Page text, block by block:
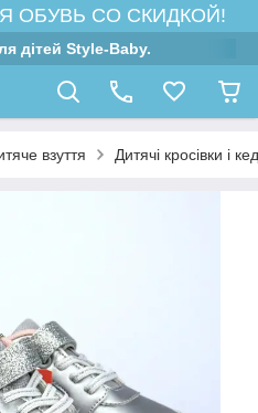
ОБУВЬ СО СКИДКОЙ!
дітей Style-Baby.
взуття Дитячі кросівки і